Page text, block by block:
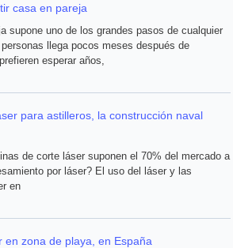
casa en pareja
supone uno de los grandes pasos de cualquier
llega pocos meses después de
esperar años,
para astilleros, la construcción naval
de corte láser suponen el 70% del mercado a
por láser? El uso del láser y las
en
en zona de playa, en España